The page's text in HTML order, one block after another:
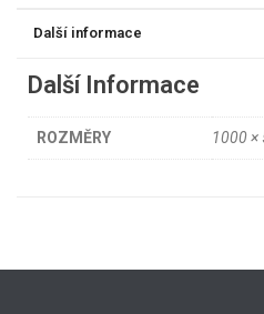
Další informace
Další Informace
ROZMĚRY 1000 ×